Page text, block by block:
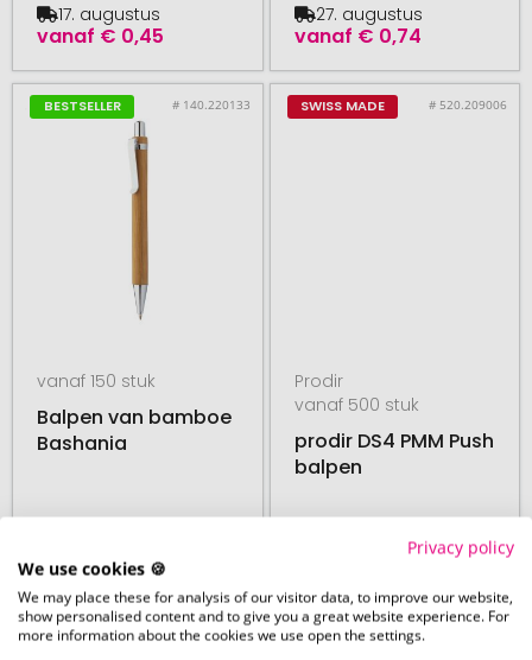
vanaf € 0,45
17. augustus
vanaf € 0,74
27. augustus
BESTSELLER # 140.220133
vanaf 150 stuk
Balpen van bamboe
Bashania
vanaf € 0,15
20. augustus
SWISS MADE # 520.209006
Prodir
vanaf 500 stuk
prodir DS4 PMM Push
balpen
vanaf € 1,27
27. augustus
Privacy policy
We use cookies 🍪
We may place these for analysis of our visitor data, to improve our website,
show personalised content and to give you a great website experience. For
more information about the cookies we use open the settings.